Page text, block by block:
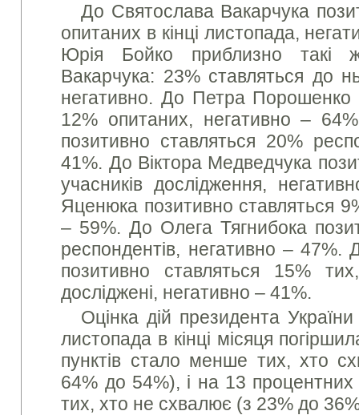
До Святослава Вакарчука
опитаних в кінці листопада,
Юрія Бойко приблизно такі
Вакарчука: 23% ставляться до
негативно. До Петра Порошенко
12% опитаних, негативно –
позитивно ставляться 20%
41%. До Віктора Медведчука
учасників дослідження,
Яценюка позитивно ставляться
– 59%. До Олега Тягнибока
респондентів, негативно – 47%.
позитивно ставляться 15%
досліджені, негативно – 41%.
Оцінка дій президента
листопада в кінці місяця
пунктів стало менше тих, хто
64% до 54%), і на 13 процентних
тих, хто не схвалює (з 23% до